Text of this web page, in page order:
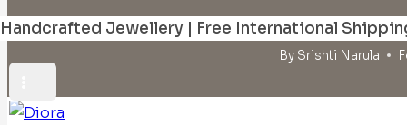
Handcrafted Jewellery | Free International
By Srishti Narula